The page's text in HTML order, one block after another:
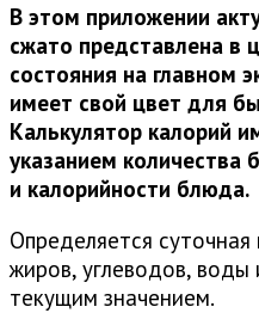
В этом приложении
сжато представлена в
состояния на главном
имеет свой цвет для
Калькулятор калорий
указанием количества
и калорийности блюда.
Определяется
жиров, углеводов,
текущим значением.